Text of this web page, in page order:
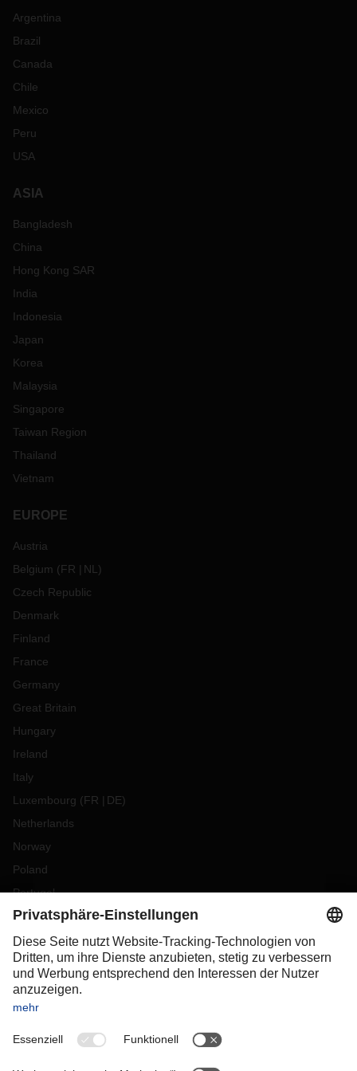
in eLogistics nur FCA/EXW (ab Werk) oder DAP (Delivered
At Place = Geliefert benannter Bestimmungsort) möglich, um
werden, der Verantwortliche Ihrer DACHSER Niederlassung
wird sich mit Ihnen in Verbindung setzen, um die
DACHSER in diesem Ausnahmefall eines harten Brexit Ihren
gestalten kann.
Die wichtigsten Vorbereitungsmaßnahmen haben wir in
Niederlassung zur Verfügung.
Argentina
Brazil
Canada
Chile
Mexico
Peru
USA
ASIA
Bangladesh
China
Hong Kong SAR
India
Indonesia
Japan
Korea
Malaysia
Singapore
Taiwan Region
Thailand
Vietnam
EUROPE
Austria
Belgium (FR NL )
Czech Republic
Denmark
Finland
France
Germany
Great Britain
Hungary
Ireland
Italy
Luxembourg (FR DE)
Netherlands
Norway
Poland
Portugal
Romania
Slovakia
Spain
Sweden
Switzerland
OCEANIA